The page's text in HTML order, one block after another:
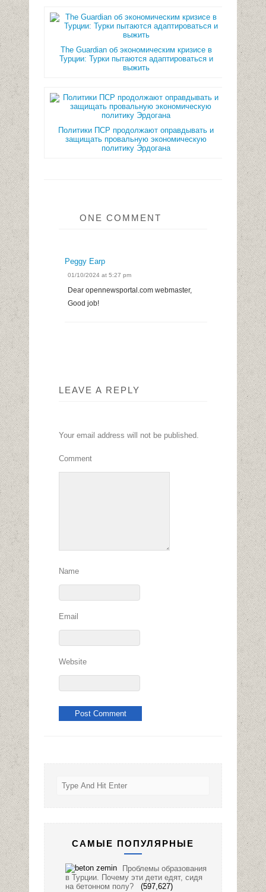
The Guardian об экономическим кризисе в
Турции: Турки пытаются адаптироваться и
выжить
Политики ПСР продолжают оправдывать и
защищать провальную экономическую
политику Эрдогана
ONE COMMENT
Peggy Earp
01/10/2024 at 5:27 pm
Dear opennewsportal.com webmaster,
Good job!
LEAVE A REPLY
Your email address will not be published.
Comment
Name
Email
Website
САМЫЕ ПОПУЛЯРНЫЕ
Проблемы образования
в Турции. Почему эти дети едят, сидя
на бетонном полу?
(597,627)